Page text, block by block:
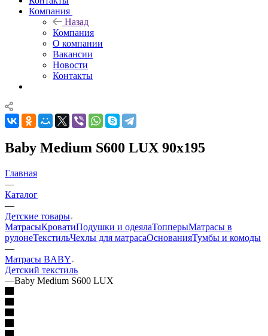
Компания
Назад
Компания
О компании
Вакансии
Новости
Контакты
Baby Medium S600 LUX 90x195
Главная
—
Каталог
—
Детские товары
МатрасыКроватиПодушки и одеялаТопперыМатрасы в
рулонеТекстильЧехлы для матрасаОснованияТумбы и комоды
—
Матрасы BABY
Детский текстиль
—Baby Medium S600 LUX